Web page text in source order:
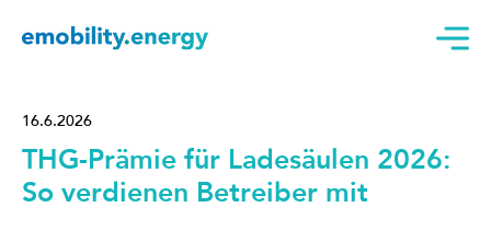
16.6.2026
THG-Prämie für Ladesäulen 2026:
So verdienen Betreiber mit